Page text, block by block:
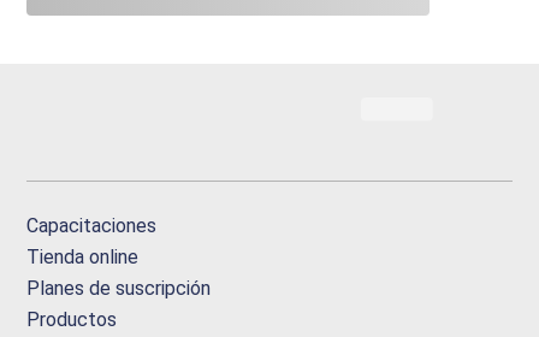
Capacitaciones
Tienda online
Planes de suscripción
Productos